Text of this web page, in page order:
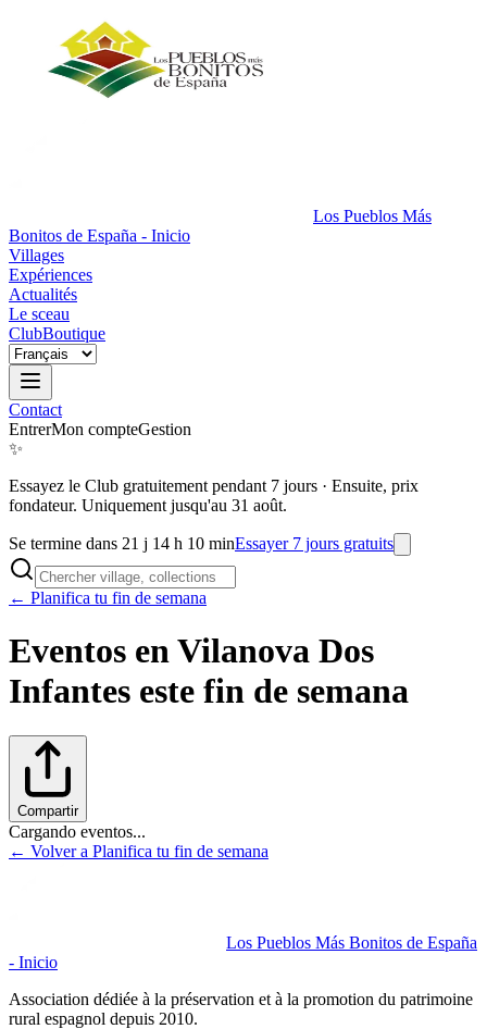
Los Pueblos Más
Bonitos de España - Inicio
Villages
Expériences
Actualités
Le sceau
ClubBoutique
Contact
EntrerMon compteGestion
✨
Essayez le Club gratuitement pendant 7 jours · Ensuite, prix
fondateur. Uniquement jusqu'au 31 août.
Se termine dans 21 j 14 h 10 minEssayer 7 jours gratuits
← Planifica tu fin de semana
Eventos enVilanova Dos
Infantes este fin de semana
Compartir
Cargando eventos...
← Volver a Planifica tu fin de semana
Los Pueblos Más Bonitos de España
- Inicio
Association dédiée à la préservation et à la promotion du patrimoine
rural espagnol depuis 2010.